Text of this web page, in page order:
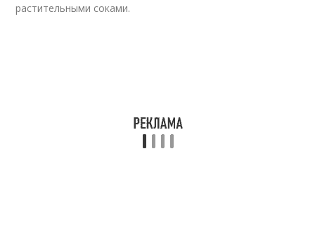
растительными соками.